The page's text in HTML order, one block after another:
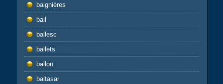
baignières
bail
ballesc
ballets
ballon
baltasar